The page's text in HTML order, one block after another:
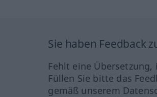
Sie haben Feedback
Fehlt eine
Füllen Sie bitte das
gemäß unserem